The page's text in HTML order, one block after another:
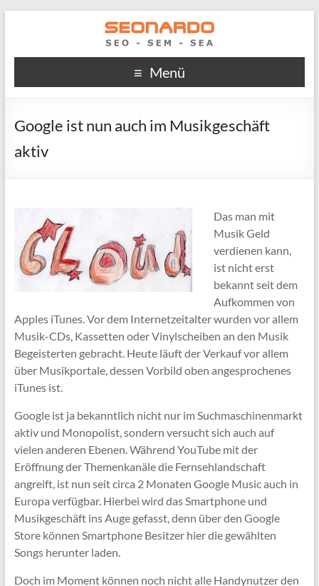
Menü
Google ist nun auch im Musikgeschäft
aktiv
Das man mit
Musik Geld
verdienen kann,
ist nicht erst
bekannt seit dem
Aufkommen von
Apples iTunes. Vor dem Internetzeitalter wurden vor allem
Musik-CDs, Kassetten oder Vinylscheiben an den Musik
Begeisterten gebracht. Heute läuft der Verkauf vor allem
über Musikportale, dessen Vorbild oben angesprochenes
iTunes ist.
Google ist ja bekanntlich nicht nur im Suchmaschinenmarkt
aktiv und Monopolist, sondern versucht sich auch auf
vielen anderen Ebenen. Während YouTube mit der
Eröffnung der Themenkanäle die Fernsehlandschaft
angreift, ist nun seit circa 2 Monaten Google Music auch in
Europa verfügbar. Hierbei wird das Smartphone und
Musikgeschäft ins Auge gefasst, denn über den Google
Store können Smartphone Besitzer hier die gewählten
Songs herunter laden.
Doch im Moment können noch nicht alle Handynutzer den